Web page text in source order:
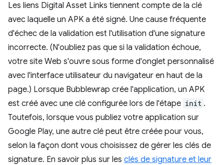
Les liens Digital Asset Links tiennent compte de la clé
avec laquelle un APK a été signé. Une cause fréquente
d'échec de la validation est l'utilisation d'une signature
incorrecte. (N'oubliez pas que si la validation échoue,
votre site Web s'ouvre sous forme d'onglet personnalisé
avec l'interface utilisateur du navigateur en haut de la
page.) Lorsque Bubblewrap crée l'application, un APK
est créé avec une clé configurée lors de l'étape init .
Toutefois, lorsque vous publiez votre application sur
Google Play, une autre clé peut être créée pour vous,
selon la façon dont vous choisissez de gérer les clés de
signature. En savoir plus sur les clés de signature et leur